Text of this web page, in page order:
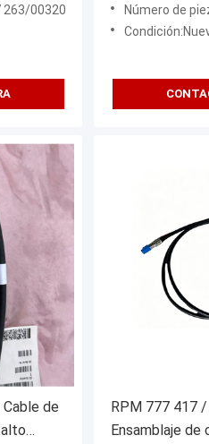
263/00320
Número de
de
RPM 777 417
Ensamblaje de